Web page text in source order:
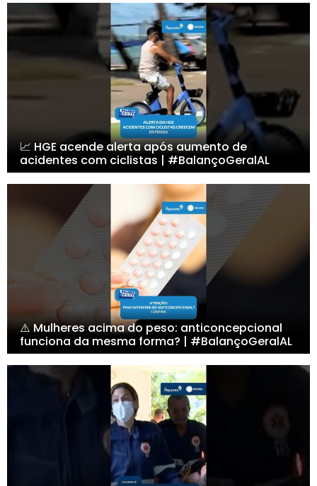
📈 HGE acende alerta após aumento de
acidentes com ciclistas | #BalançoGeralAL
⚠️ Mulheres acima do peso: anticoncepcional
funciona da mesma forma? | #BalançoGeralAL